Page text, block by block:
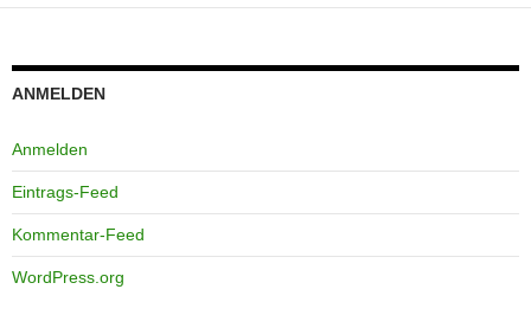
ANMELDEN
Anmelden
Eintrags-Feed
Kommentar-Feed
WordPress.org